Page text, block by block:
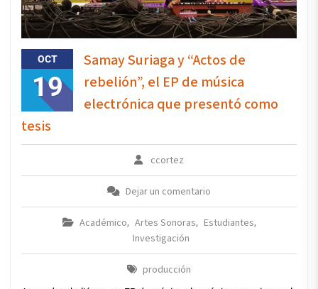
OCT
19
Samay Suriaga y “Actos de
rebelión”, el EP de música
electrónica que presentó como
tesis
ccortez
Dejar un comentario
Académico, Artes Sonoras, Estudiantes,
Investigación
producción